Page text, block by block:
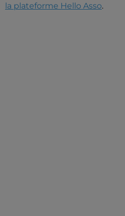
la plateforme Hello Asso.